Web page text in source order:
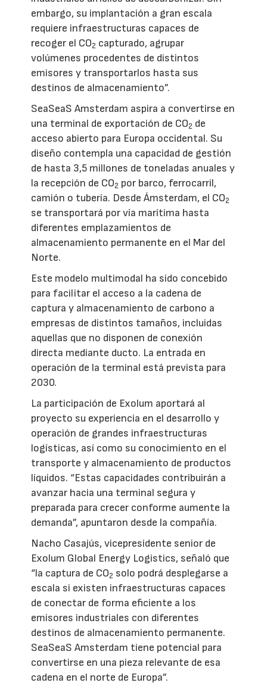
embargo, su implantación a gran escala
requiere infraestructuras capaces de
recoger el CO2 capturado, agrupar
volúmenes procedentes de distintos
emisores y transportarlos hasta sus
destinos de almacenamiento”.
SeaSeaS Amsterdam aspira a convertirse en
una terminal de exportación de CO2 de
acceso abierto para Europa occidental. Su
diseño contempla una capacidad de gestión
de hasta 3,5 millones de toneladas anuales y
la recepción de CO2 por barco, ferrocarril,
camión o tubería. Desde Ámsterdam, el CO2
se transportará por vía marítima hasta
diferentes emplazamientos de
almacenamiento permanente en el Mar del
Norte.
Este modelo multimodal ha sido concebido
para facilitar el acceso a la cadena de
captura y almacenamiento de carbono a
empresas de distintos tamaños, incluidas
aquellas que no disponen de conexión
directa mediante ducto. La entrada en
operación de la terminal está prevista para
2030.
La participación de Exolum aportará al
proyecto su experiencia en el desarrollo y
operación de grandes infraestructuras
logísticas, así como su conocimiento en el
transporte y almacenamiento de productos
líquidos. “Estas capacidades contribuirán a
avanzar hacia una terminal segura y
preparada para crecer conforme aumente la
demanda”, apuntaron desde la compañía.
Nacho Casajús, vicepresidente senior de
Exolum Global Energy Logistics, señaló que
“la captura de CO2 solo podrá desplegarse a
escala si existen infraestructuras capaces
de conectar de forma eficiente a los
emisores industriales con diferentes
destinos de almacenamiento permanente.
SeaSeaS Amsterdam tiene potencial para
convertirse en una pieza relevante de esa
cadena en el norte de Europa”.